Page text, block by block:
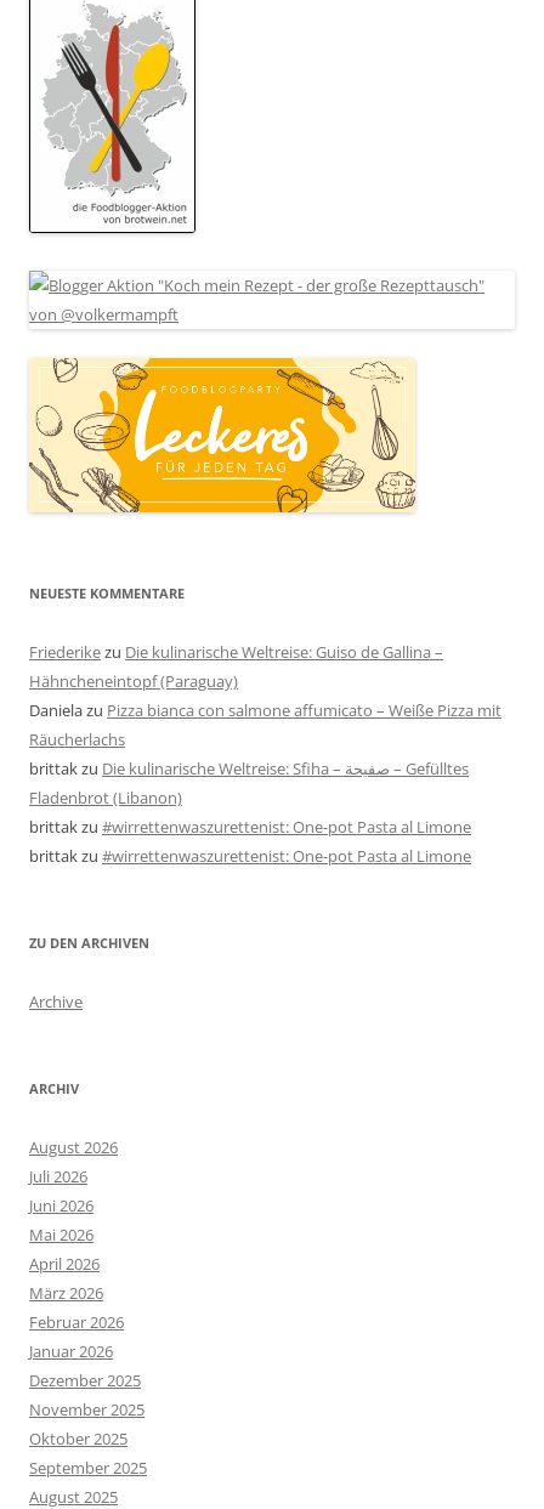
NEUESTE KOMMENTARE
Friederikezu Die kulinarische Weltreise: Guiso de Gallina –
Hähncheneintopf (Paraguay)
Danielazu Pizza bianca con salmone affumicato – Weiße Pizza mit
Räucherlachs
brittakzu Die kulinarische Weltreise: Sfiha – صفيحة – Gefülltes
Fladenbrot (Libanon)
brittakzu #wirrettenwaszurettenist: One-pot Pasta al Limone
brittakzu #wirrettenwaszurettenist: One-pot Pasta al Limone
ZU DEN ARCHIVEN
Archive
ARCHIV
August 2026
Juli 2026
Juni 2026
Mai 2026
April 2026
März 2026
Februar 2026
Januar 2026
Dezember 2025
November 2025
Oktober 2025
September 2025
August 2025